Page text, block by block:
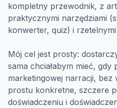
kompletny przewodnik, z
praktycznymi narzędziami
konwerter, quiz) i rzetelnymi
Mój cel jest prosty:
sama chciałabym mieć, gdy
marketingowej narracji, bez
prostu konkretne, szczere
doświadczeniu i